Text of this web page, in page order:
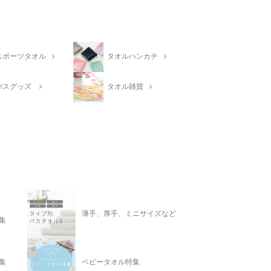
ポーツタオル タオルハンカチ
スグッズ タオル雑貨
薄手、厚手、ミニサイズなど
ベビータオル特集